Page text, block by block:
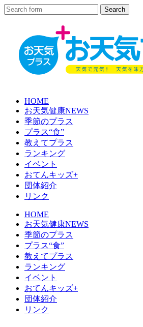
HOME
お天気健康NEWS
季節のプラス
プラス“食”
教えてプラス
ランキング
イベント
おてんキッズ+
団体紹介
リンク
HOME
お天気健康NEWS
季節のプラス
プラス“食”
教えてプラス
ランキング
イベント
おてんキッズ+
団体紹介
リンク